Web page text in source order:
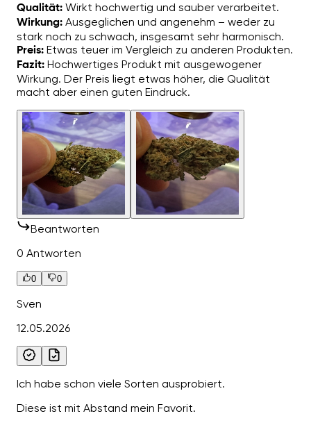
Qualität: Wirkt hochwertig und sauber verarbeitet.
Wirkung: Ausgeglichen und angenehm – weder zu
stark noch zu schwach, insgesamt sehr harmonisch.
Preis: Etwas teuer im Vergleich zu anderen Produkten.
Fazit: Hochwertiges Produkt mit ausgewogener
Wirkung. Der Preis liegt etwas höher, die Qualität
macht aber einen guten Eindruck.
Beantworten
0 Antworten
0 0
Sven
12.05.2026
Ich habe schon viele Sorten ausprobiert.
Diese ist mit Abstand mein Favorit.